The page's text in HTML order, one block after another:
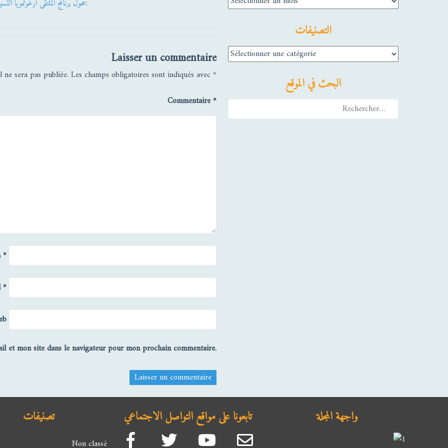
التصنيفات
التصنيفات
البحث في الموقع
محول برنامج الملتقى ارغونمويا :
Laisser un commentaire
sera pas publiée. Les champs obligatoires sont indiqués avec*
Commentaire*
*
*
et mon site dans le navigateur pour mon prochain commentaire.
واجهة المجلة تابعونا على مواقع التواصل الاجتماعي تصنيفات
Non classé